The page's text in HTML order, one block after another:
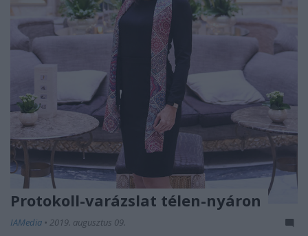
Protokoll-varázslat télen-nyáron
IAMedia • 2019. augusztus 09.